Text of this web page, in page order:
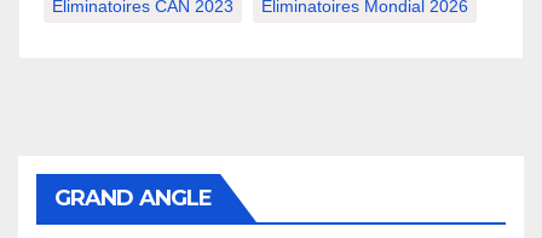
Éliminatoires CAN 2023 Éliminatoires Mondial 2026
GRAND ANGLE